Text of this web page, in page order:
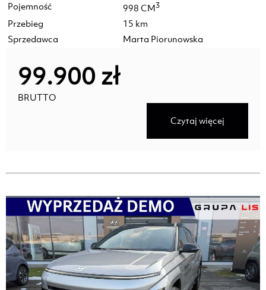
Pojemność
998 CM3
Przebieg
15 km
Sprzedawca
Marta Piorunowska
99.900 zł
BRUTTO
Czytaj więcej